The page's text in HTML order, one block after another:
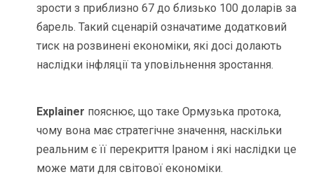
зрости з приблизно 67 до близько 100 доларів за
барель. Такий сценарій означатиме додатковий
тиск на розвинені економіки, які досі долають
наслідки інфляції та уповільнення зростання.
Explainer пояснює, що таке Ормузька протока,
чому вона має стратегічне значення, наскільки
реальним є її перекриття Іраном і які наслідки це
може мати для світової економіки.